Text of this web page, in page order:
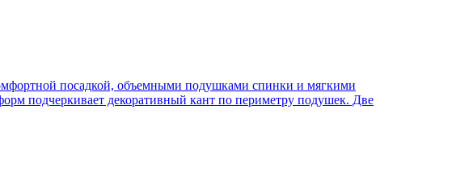
посадкой, объемными подушками спинки и мягкими
подчеркивает декоративный кант по периметру подушек. Две